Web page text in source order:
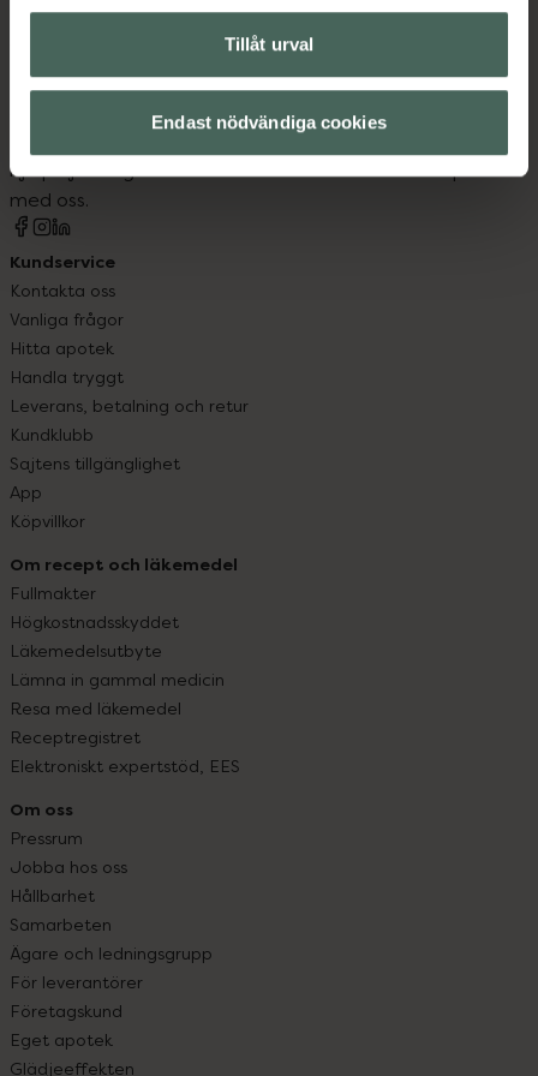
Tillåt urval
Endast nödvändiga cookies
Kronans Apotek finns här för dig. Du hittar oss från Skåne i
datorn. Oavsett vem du är så är det vårt uppdrag att
hjälpa just dig att må lite bättre. Välkommen att prata
med oss.
Kundservice
Kontakta oss
Vanliga frågor
Hitta apotek
Handla tryggt
Leverans, betalning och retur
Kundklubb
Sajtens tillgänglighet
App
Köpvillkor
Om recept och läkemedel
Fullmakter
Högkostnadsskyddet
Läkemedelsutbyte
Lämna in gammal medicin
Resa med läkemedel
Receptregistret
Elektroniskt expertstöd, EES
Om oss
Pressrum
Jobba hos oss
Hållbarhet
Samarbeten
Ägare och ledningsgrupp
För leverantörer
Företagskund
Eget apotek
Glädjeeffekten